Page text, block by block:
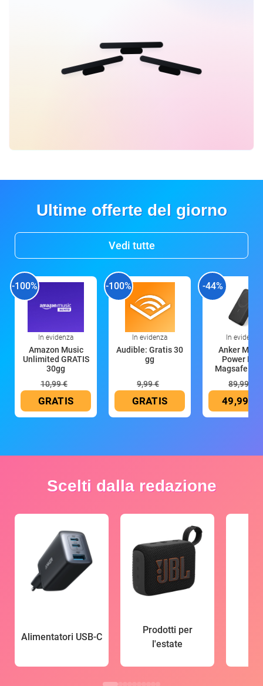
Ultime offerte del giorno
Vedi tutte
-100%
In evidenza
Amazon Music
Unlimited GRATIS
30gg
10,99 €
GRATIS
-100%
In evidenza
Audible: Gratis 30
gg
9,99 €
GRATIS
-44%
In evidenza
Anker
Power
Magsafe
89,99 €
49,99 €
Scelti dalla redazione
Alimentatori USB-C
Prodotti per
l'estate